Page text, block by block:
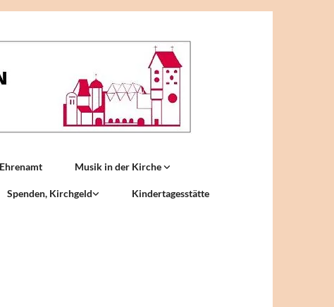
Ehrenamt Musik in der Kirche
Spenden, Kirchgeld Kindertagesstätte